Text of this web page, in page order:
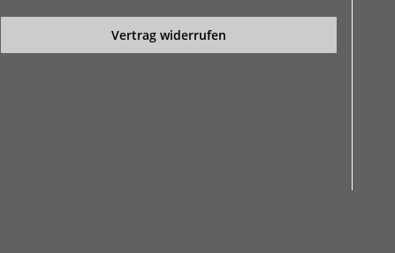
Vertrag widerrufen